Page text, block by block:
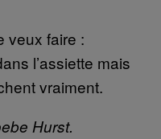
veux faire :
l’assiette mais
vraiment.
Hurst.